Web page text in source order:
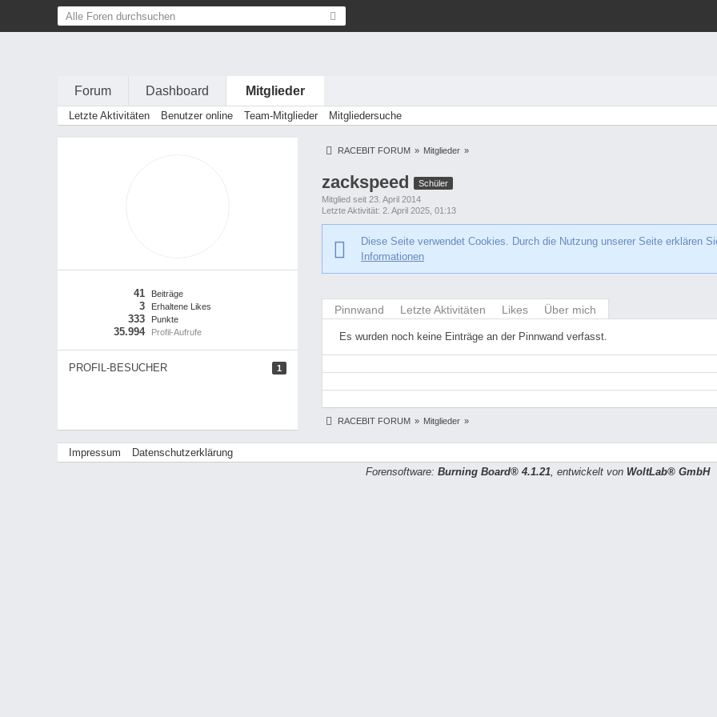
Forum Dashboard Mitglieder
Letzte Aktivitäten Benutzer online Team-Mitglieder Mitgliedersuche
Beiträge
41
Erhaltene Likes
3
Punkte
333
Profil-Aufrufe
35.994
PROFIL-BESUCHER 1
RACEBIT FORUM » Mitglieder »
zackspeed
Schüler
Mitglied seit 23. April 2014
Letzte Aktivität 2. April 2025, 01:13
Diese Seite verwendet Cookies. Durch die Nutzung unserer Seite erklären
Informationen
Pinnwand Letzte Aktivitäten Likes Über mich
Es wurden noch keine Einträge an der Pinnwand verfasst.
RACEBIT FORUM » Mitglieder »
Impressum Datenschutzerklärung
Forensoftware: Burning Board® 4.1.21, entwickelt von WoltLab® GmbH